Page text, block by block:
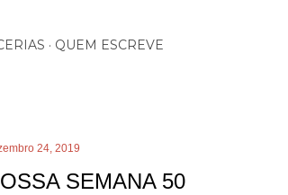
QUEM ESCREVE
24, 2019
SEMANA 50